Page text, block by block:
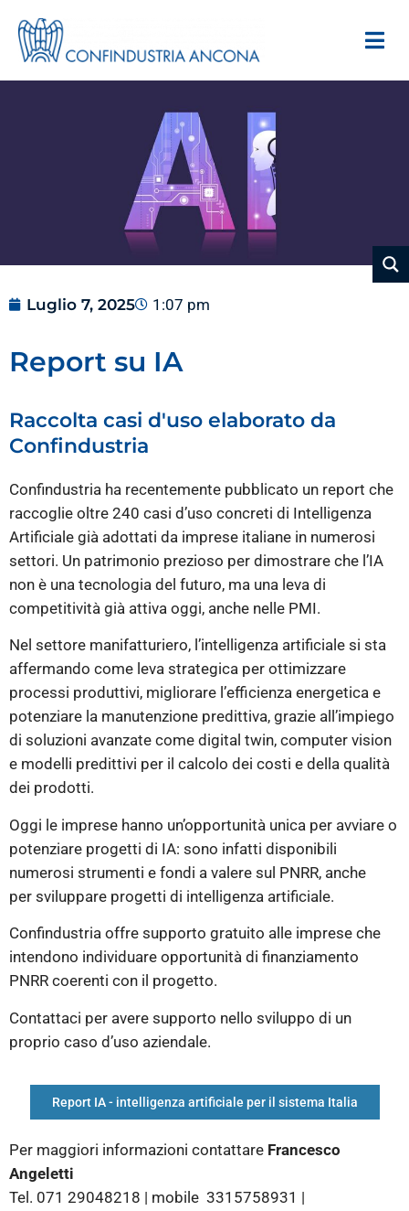
Luglio 7, 2025 1:07 pm
Report su IA
Raccolta casi d'uso elaborato da
Confindustria
Confindustria ha recentemente pubblicato un report che
raccoglie oltre 240 casi d’uso concreti di Intelligenza
Artificiale già adottati da imprese italiane in numerosi
settori. Un patrimonio prezioso per dimostrare che l’IA
non è una tecnologia del futuro, ma una leva di
competitività già attiva oggi, anche nelle PMI.
Nel settore manifatturiero, l’intelligenza artificiale si sta
affermando come leva strategica per ottimizzare
processi produttivi, migliorare l’efficienza energetica e
potenziare la manutenzione predittiva, grazie all’impiego
di soluzioni avanzate come digital twin, computer vision
e modelli predittivi per il calcolo dei costi e della qualità
dei prodotti.
Oggi le imprese hanno un’opportunità unica per avviare o
potenziare progetti di IA: sono infatti disponibili
numerosi strumenti e fondi a valere sul PNRR, anche
per sviluppare progetti di intelligenza artificiale.
Confindustria offre supporto gratuito alle imprese che
intendono individuare opportunità di finanziamento
PNRR coerenti con il progetto.
Contattaci per avere supporto nello sviluppo di un
proprio caso d’uso aziendale.
Report IA - intelligenza artificiale per il sistema Italia
Per maggiori informazioni contattare Francesco
Angeletti
Tel. 071 29048218 | mobile 3315758931 |